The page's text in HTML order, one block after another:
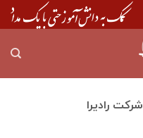
شرکت رادیرا